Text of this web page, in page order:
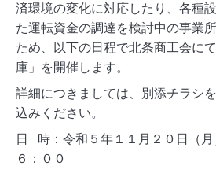
済環境の変化に対応したり、各種
た運転資金の調達を検討中の事業
ため、以下の日程で北条商工会に
庫」を開催します。
詳細につきましては、別添チラシ
込みください。
日 時：令和５年１１月２０日（月
６：００